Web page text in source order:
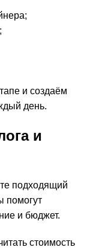
и создаём
день.
и
подходящий
помогут
и бюджет.
стоимость